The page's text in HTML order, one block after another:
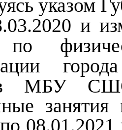
указом
и
по
МБУ
08.01.2021